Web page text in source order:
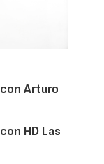
Arturo
HD Las